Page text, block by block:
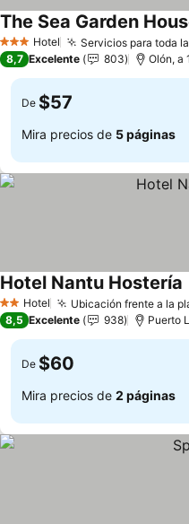
3 Estrellas
Hotel Servicios para toda
The Sea Garden
8,7 Excelente 803 Olón, a
De $57
Mira precios de 5 páginas
2 Estrellas
Hotel Ubicación frente a la
Hotel Nantu Hostería
8,5 Excelente 938 Puerto
De $60
Mira precios de 2 páginas